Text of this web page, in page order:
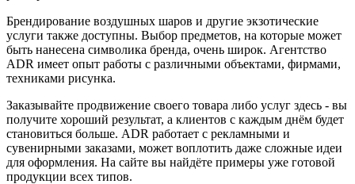
Брендирование воздушных шаров и другие экзотические
услуги также доступны. Выбор предметов, на которые может
быть нанесена символика бренда, очень широк. Агентство
ADR имеет опыт работы с различными объектами, фирмами,
техниками рисунка.
Заказывайте продвижение своего товара либо услуг здесь - вы
получите хороший результат, а клиентов с каждым днём будет
становиться больше. ADR работает с рекламными и
сувенирными заказами, может воплотить даже сложные идеи
для оформления. На сайте вы найдёте примеры уже готовой
продукции всех типов.